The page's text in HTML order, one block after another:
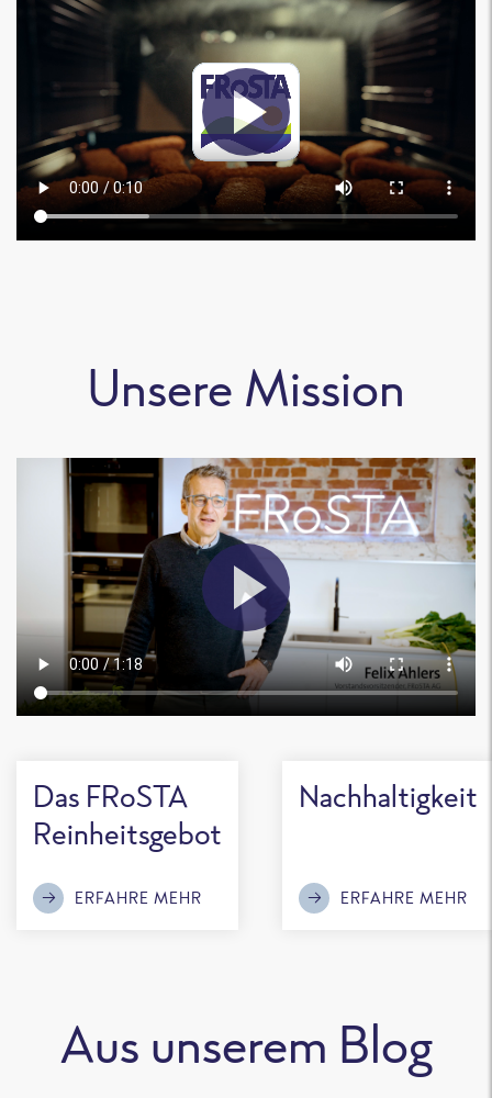
Unsere Mission
Das FRoSTA
Reinheitsgebot
ERFAHRE MEHR
Nachhaltigkeit
ERFAHRE MEHR
Aus unserem Blog